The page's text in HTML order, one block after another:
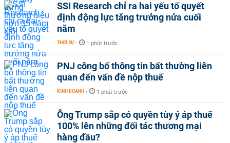
SSI Research chỉ ra hai yếu tố quyết
định động lực tăng trưởng nửa cuối
năm
THỜI SỰ - 1 phút trước
PNJ công bố thông tin bất thường liên
quan đến vấn đề nộp thuế
KINH DOANH - 1 phút trước
Ông Trump sắp có quyền tùy ý áp thuế
100% lên những đối tác thương mại
hàng đầu?